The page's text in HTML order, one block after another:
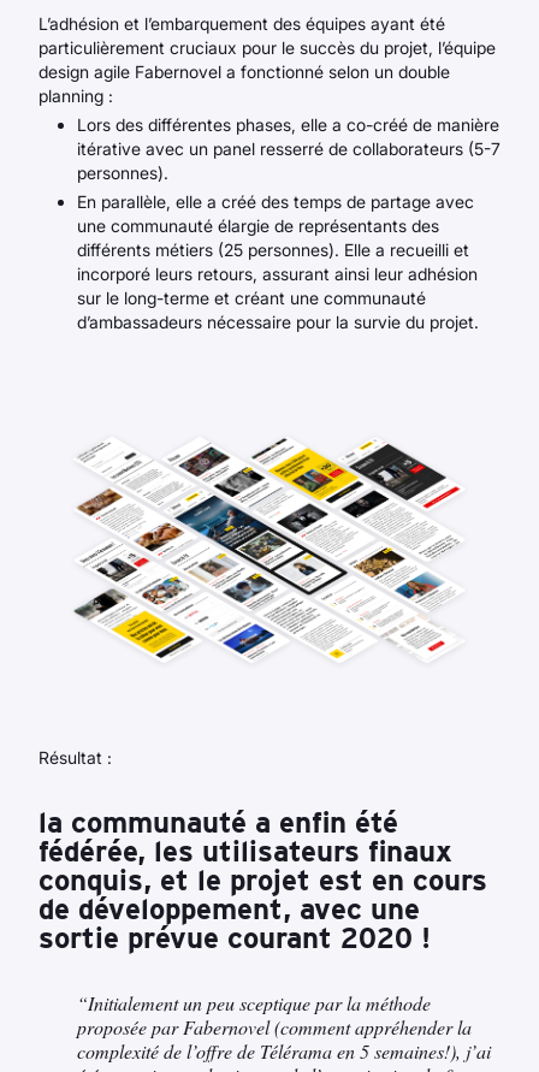
L’adhésion et l’embarquement des équipes ayant été
particulièrement cruciaux pour le succès du projet, l’équipe
design agile Fabernovel a fonctionné selon un double
planning :
Lors des différentes phases, elle a co-créé de manière
itérative avec un panel resserré de collaborateurs (5-7
personnes).
En parallèle, elle a créé des temps de partage avec
une communauté élargie de représentants des
différents métiers (25 personnes). Elle a recueilli et
incorporé leurs retours, assurant ainsi leur adhésion
sur le long-terme et créant une communauté
d’ambassadeurs nécessaire pour la survie du projet.
Résultat :
la communauté a enfin été
fédérée, les utilisateurs finaux
conquis, et le projet est en cours
de développement, avec une
sortie prévue courant 2020 !
“Initialement un peu sceptique par la méthode
proposée par Fabernovel (comment appréhender la
complexité de l’offre de Télérama en 5 semaines!), j’ai